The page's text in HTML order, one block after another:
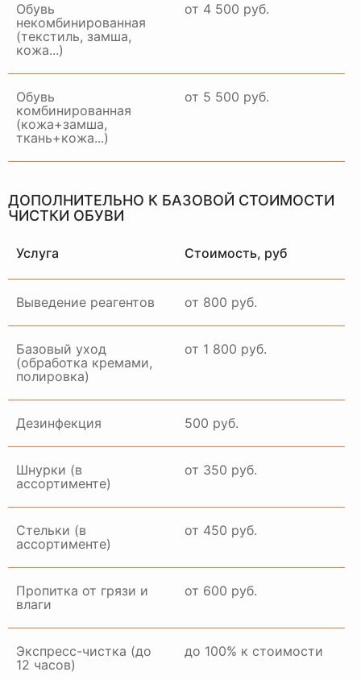
Обувь
некомбинированная
(текстиль, замша,
кожа...)
от 4 500 руб.
Обувь
комбинированная
(кожа+замша,
ткань+кожа...)
от 5 500 руб.
ДОПОЛНИТЕЛЬНО К БАЗОВОЙ СТОИМОСТИ
ЧИСТКИ ОБУВИ
Услуга Стоимость, руб
Выведение реагентов от 800 руб.
Базовый уход
(обработка кремами,
полировка)
от 1 800 руб.
Дезинфекция 500 руб.
Шнурки (в
ассортименте)
от 350 руб.
Стельки (в
ассортименте)
от 450 руб.
Пропитка от грязи и
влаги
от 600 руб.
Экспресс-чистка (до
12 часов)
до 100% к стоимости
ГАЛЕРЕЯ РАБОТ